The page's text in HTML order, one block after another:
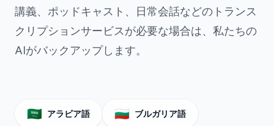
講義、ポッドキャスト、日常会話などのトランス
クリプションサービスが必要な場合は、私たちの
AIがバックアップします。
🇸🇦 アラビア語 🇧🇬 ブルガリア語